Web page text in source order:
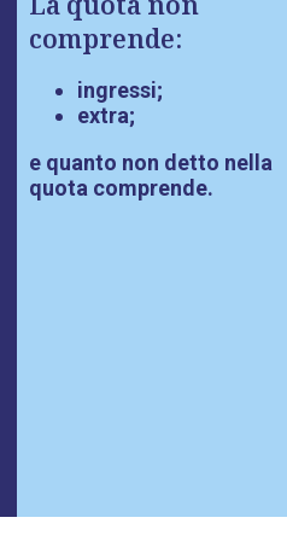
comprende:
ingressi;
extra;
e quanto non detto nella
quota comprende.